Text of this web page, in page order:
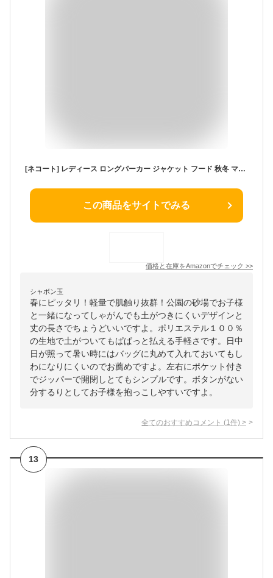
[ネコート] レディース ロングパーカー ジャケット フード 秋冬 マウンテンパーカ― ジップアップ パーカー ブルゾン アウター グリーン L NC409GNL
この商品をサイトでみる
価格と在庫をAmazonでチェック >>
シャボン玉
春にピッタリ！軽量で肌触り抜群！公園の砂場でお子様
と一緒になってしゃがんでも土がつきにくいデザインと
丈の長さでちょうどいいですよ。ポリエステル１００％
の生地で土がついてもぱぱっと払える手軽さです。日中
日が照って暑い時にはバッグに丸めて入れておいてもし
わになりにくいのでお薦めですよ。左右にポケット付き
でジッパーで開閉しとてもシンプルです。ボタンがない
分するりとしてお子様を抱っこしやすいですよ。
全てのおすすめコメント (1 件) >
13